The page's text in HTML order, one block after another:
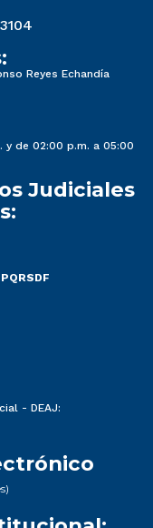
Reyes Echandía
y de 02:00 p.m. a 05:00
Judiciales
PQRSDF
- DEAJ: